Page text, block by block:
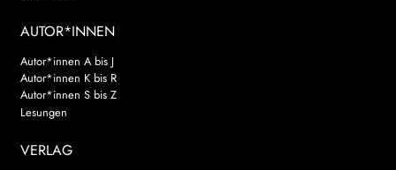
AUTOR*INNEN
Autor*innen A bis J
Autor*innen K bis R
Autor*innen S bis Z
Lesungen
VERLAG